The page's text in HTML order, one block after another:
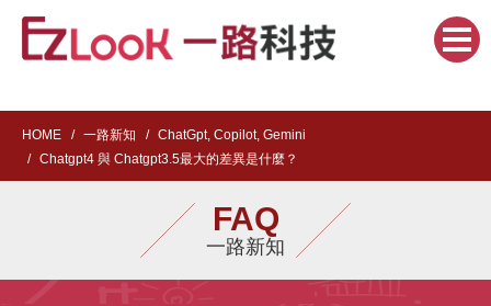
HOME 一路新知
ChatGpt, Copilot, Gemini
Chatgpt4 與 Chatgpt3.5最大的差異是什麼？
FAQ
一路新知